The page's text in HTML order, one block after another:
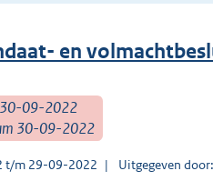
en
30-09-2022
30-09-2022
t/m 29-09-2022 Uitgegeven